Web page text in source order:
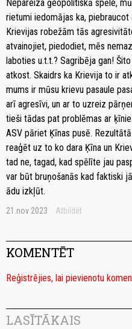
Nepareiza ģeopolitiskā spēle,
rietumi iedomājas ka,
Krievijas robežām tās
atvainojiet, piedodiet, mēs
laboties u.t.t.? Sagribēja gan!
atkost. Skaidrs ka Krievija to ir
mums ir mūsu krievu pasaule
arī agresīvi, un ar to uzreiz
tieši tādas pat problēmas ar
ASV pāriet Ķīnas pusē.
reaģēt uz to ko dara Ķīna un
tad ne, tagad, kad spēlīte jau
var būt bruņošanās kad faktiski
ādu izkļūt.
21.nov 2023 Atbildēt
KOMENTĒT
Reģistrējies, lai pievienotu
LASĪTĀKAIS